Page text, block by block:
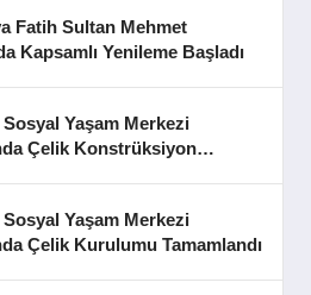
Fatih Sultan Mehmet
Kapsamlı Yenileme Başladı
Yaşam Merkezi
Çelik Konstrüksiyon
Yaşam Merkezi
Çelik Kurulumu Tamamlandı